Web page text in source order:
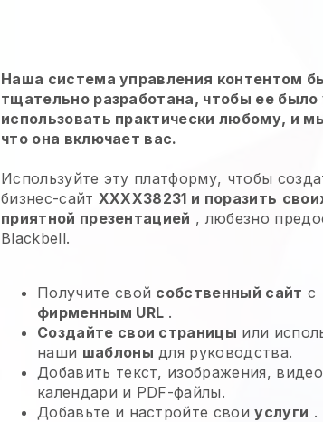
Наша система управления контентом
тщательно разработана, чтобы ее было
использовать практически любому, и
что она включает вас.
Используйте эту платформу, чтобы
бизнес-сайт XXXX38231 и поразить
приятной презентацией , любезно
Blackbell.
Получите свой собственный сайт с
фирменным URL .
Создайте свои страницы или
наши шаблоны для руководства.
Добавить текст, изображения,
календари и PDF-файлы.
Добавьте и настройте своиуслуги .